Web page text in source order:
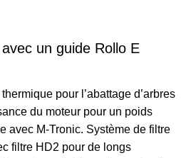
un guide Rollo E
pour l’abattage d’arbres
du moteur pour un poids
avec M-Tronic. Système de filtre
filtre HD2 pour de longs